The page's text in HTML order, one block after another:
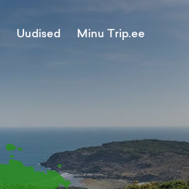
Uudised Minu Trip.ee